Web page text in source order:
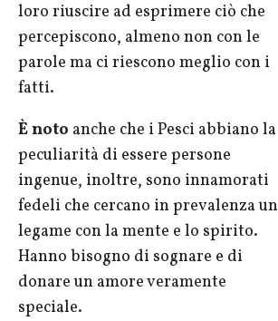
loro riuscire ad esprimere ciò che
percepiscono, almeno non con le
parole ma ci riescono meglio con i
fatti.
È noto anche che i Pesci abbiano la
peculiarità di essere persone
ingenue, inoltre, sono innamorati
fedeli che cercano in prevalenza un
legame con la mente e lo spirito.
Hanno bisogno di sognare e di
donare un amore veramente
speciale.